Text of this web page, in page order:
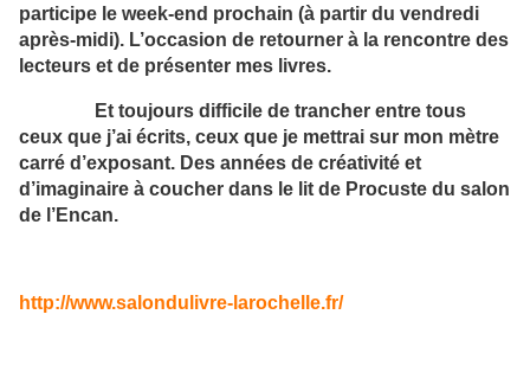
participe le week-end prochain (à partir du vendredi
après-midi). L’occasion de retourner à la rencontre des
lecteurs et de présenter mes livres.
Et toujours difficile de trancher entre tous
ceux que j’ai écrits, ceux que je mettrai sur mon mètre
carré d’exposant. Des années de créativité et
d’imaginaire à coucher dans le lit de Procuste du salon
de l’Encan.
http://www.salondulivre-larochelle.fr/